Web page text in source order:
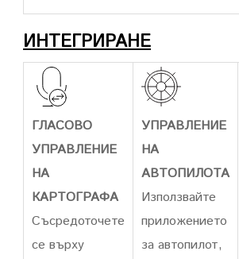
ИНТЕГРИРАНЕ
ГЛАСОВО
УПРАВЛЕНИЕ
НА
КАРТОГРАФА
Съсредоточете
се върху
УПРАВЛЕНИЕ
НА
АВТОПИЛОТА
Използвайте
приложението
за автопилот,